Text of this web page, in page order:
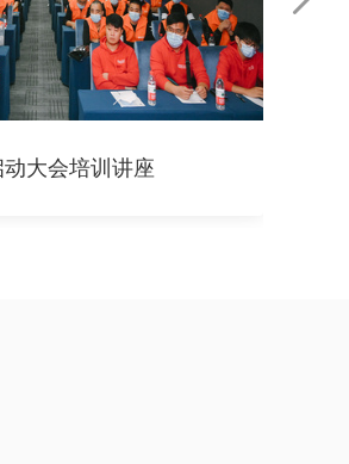
动大会培训讲座